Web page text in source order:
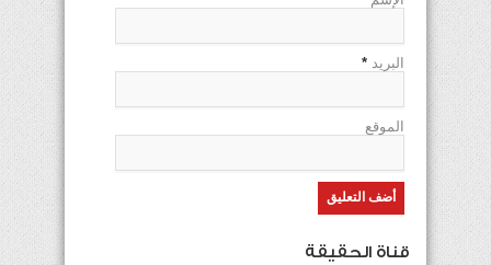
البريد *
الموقع
قناة الحقيقة